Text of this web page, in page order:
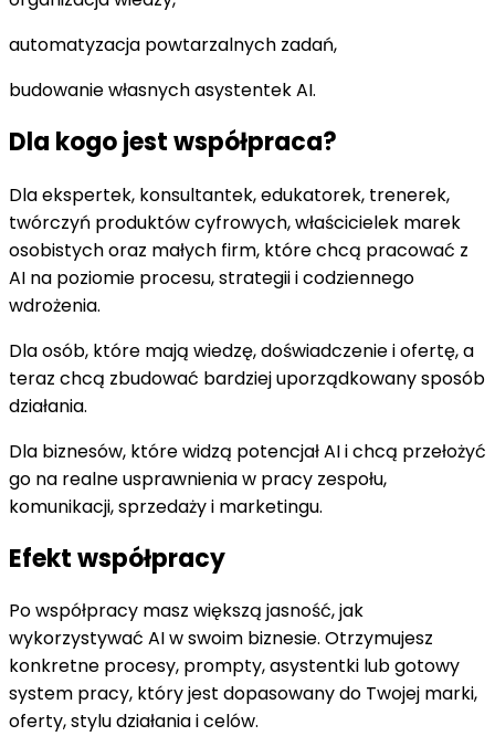
automatyzacja powtarzalnych zadań,
budowanie własnych asystentek AI.
Dla kogo jest współpraca?
Dla ekspertek, konsultantek, edukatorek, trenerek,
twórczyń produktów cyfrowych, właścicielek marek
osobistych oraz małych firm, które chcą pracować z
AI na poziomie procesu, strategii i codziennego
wdrożenia.
Dla osób, które mają wiedzę, doświadczenie i ofertę, a
teraz chcą zbudować bardziej uporządkowany sposób
działania.
Dla biznesów, które widzą potencjał AI i chcą przełożyć
go na realne usprawnienia w pracy zespołu,
komunikacji, sprzedaży i marketingu.
Efekt współpracy
Po współpracy masz większą jasność, jak
wykorzystywać AI w swoim biznesie. Otrzymujesz
konkretne procesy, prompty, asystentki lub gotowy
system pracy, który jest dopasowany do Twojej marki,
oferty, stylu działania i celów.